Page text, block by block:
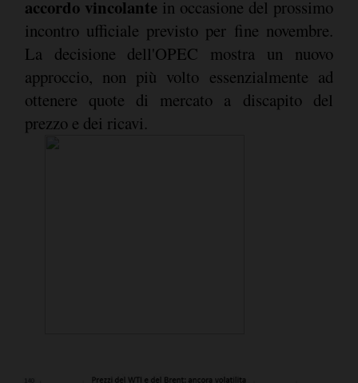
accordo vincolante in occasione del prossimo
incontro ufficiale previsto per fine novembre.
La decisione dell'OPEC mostra un nuovo
approccio, non più volto essenzialmente ad
ottenere quote di mercato a discapito del
prezzo e dei ricavi.